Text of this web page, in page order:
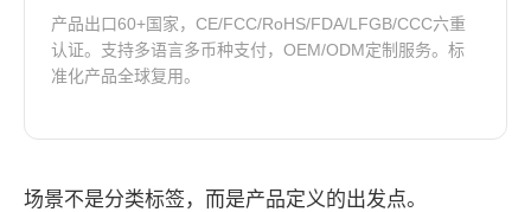
产品出口60+国家，CE/FCC/RoHS/FDA/LFGB/CCC六重
认证。支持多语言多币种支付，OEM/ODM定制服务。标
准化产品全球复用。
场景不是分类标签，而是产品定义的出发点。